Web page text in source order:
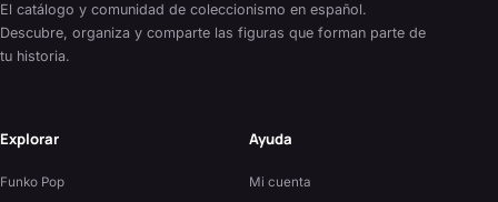
El catálogo y comunidad de coleccionismo en español.
Descubre, organiza y comparte las figuras que forman parte de
tu historia.
Explorar
Funko Pop
Ayuda
Mi cuenta